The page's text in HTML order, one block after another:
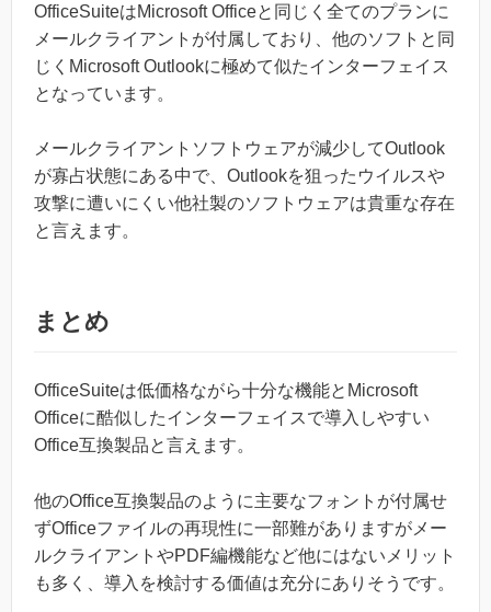
OfficeSuiteはMicrosoft Officeと同じく全てのプランに
メールクライアントが付属しており、他のソフトと同
じくMicrosoft Outlookに極めて似たインターフェイス
となっています。
メールクライアントソフトウェアが減少してOutlook
が寡占状態にある中で、Outlookを狙ったウイルスや
攻撃に遭いにくい他社製のソフトウェアは貴重な存在
と言えます。
まとめ
OfficeSuiteは低価格ながら十分な機能とMicrosoft
Officeに酷似したインターフェイスで導入しやすい
Office互換製品と言えます。
他のOffice互換製品のように主要なフォントが付属せ
ずOfficeファイルの再現性に一部難がありますがメー
ルクライアントやPDF編機能など他にはないメリット
も多く、導入を検討する価値は充分にありそうです。